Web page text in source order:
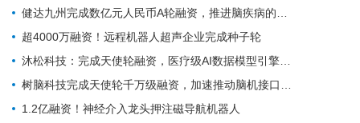
健达九州完成数亿元人民币A轮融资，推进脑疾病的精准疗法加速上市
超4000万融资！远程机器人超声企业完成种子轮
沐松科技：完成天使轮融资，医疗级AI数据模型引擎布局具身智能医疗场景数据集
树脑科技完成天使轮千万级融资，加速推动脑机接口与脑磁图技术国产化普及
1.2亿融资！神经介入龙头押注磁导航机器人